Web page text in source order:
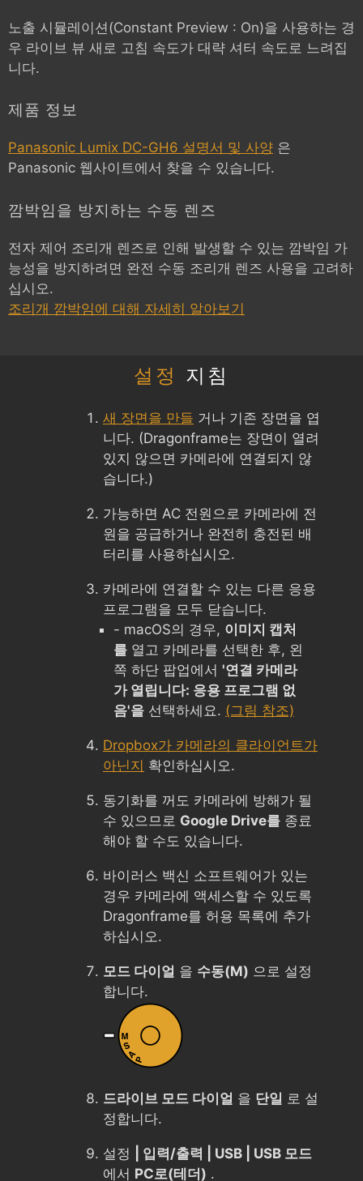
노출 시뮬레이션(Constant Preview : On)을 사용하는 경
우 라이브 뷰 새로 고침 속도가 대략 셔터 속도로 느려집
니다.
제품 정보
Panasonic Lumix DC-GH6 설명서 및 사양 은
Panasonic 웹사이트에서 찾을 수 있습니다.
깜박임을 방지하는 수동 렌즈
전자 제어 조리개 렌즈로 인해 발생할 수 있는 깜박임 가
능성을 방지하려면 완전 수동 조리개 렌즈 사용을 고려하
십시오.
조리개 깜박임에 대해 자세히 알아보기
설정 지침
새 장면을 만들 거나 기존 장면을 엽
니다. (Dragonframe는 장면이 열려
있지 않으면 카메라에 연결되지 않
습니다.)
가능하면 AC 전원으로 카메라에 전
원을 공급하거나 완전히 충전된 배
터리를 사용하십시오.
카메라에 연결할 수 있는 다른 응용
프로그램을 모두 닫습니다.
- macOS의 경우, 이미지 캡처
를 열고 카메라를 선택한 후, 왼
쪽 하단 팝업에서 '연결 카메라
가 열립니다: 응용 프로그램 없
음'을 선택하세요. (그림 참조)
Dropbox가 카메라의 클라이언트가
아닌지 확인하십시오.
동기화를 꺼도 카메라에 방해가 될
수 있으므로 Google Drive를 종료
해야 할 수도 있습니다.
바이러스 백신 소프트웨어가 있는
경우 카메라에 액세스할 수 있도록
Dragonframe를 허용 목록에 추가
하십시오.
모드 다이얼 을 수동(M) 으로 설정
합니다.
드라이브 모드 다이얼 을 단일 로 설
정합니다.
설정
| 입력/출력 | USB | USB 모드
에서 PC로(테더) .